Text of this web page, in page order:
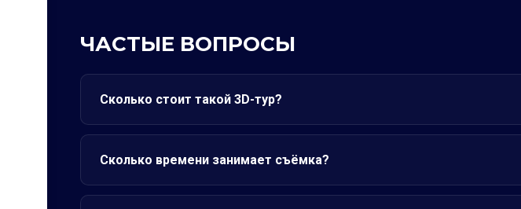
ЧАСТЫЕ ВОПРОСЫ
Сколько стоит такой 3D-тур?
Сколько времени занимает съёмка?